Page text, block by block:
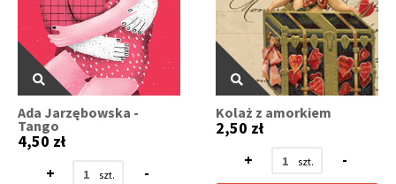
Ada Jarzębowska -
Tango
4,50 zł
+
-
Kolaż z amorkiem
2,50 zł
+
-